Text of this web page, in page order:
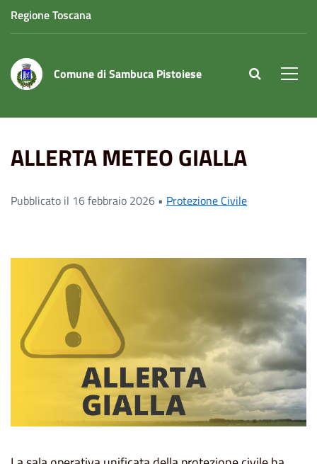
Regione Toscana
Comune di Sambuca Pistoiese site.searc
ALLERTA METEO GIALLA
Pubblicato il 16 febbraio 2026 • Protezione Civile